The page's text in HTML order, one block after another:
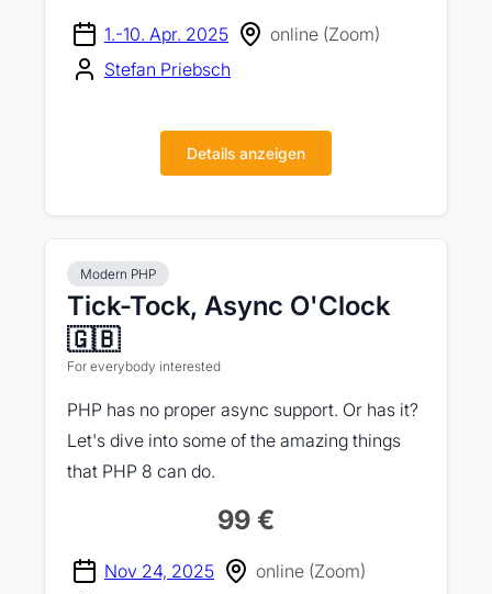
1.-10. Apr. 2025
online (Zoom)
Stefan Priebsch
Details anzeigen
Modern PHP
Tick-Tock, Async O'Clock
🇬🇧
For everybody interested
PHP has no proper async support. Or has it?
Let's dive into some of the amazing things
that PHP 8 can do.
99 €
Nov 24, 2025
online (Zoom)